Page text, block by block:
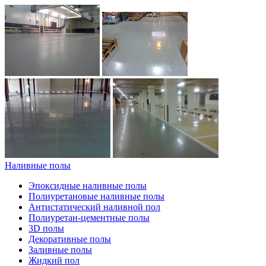
Наливные полы
Эпоксидные наливные полы
Полиуретановые наливные полы
Антистатический наливной пол
Полиуретан-цементные полы
3D полы
Декоративные полы
Заливные полы
Жидкий пол